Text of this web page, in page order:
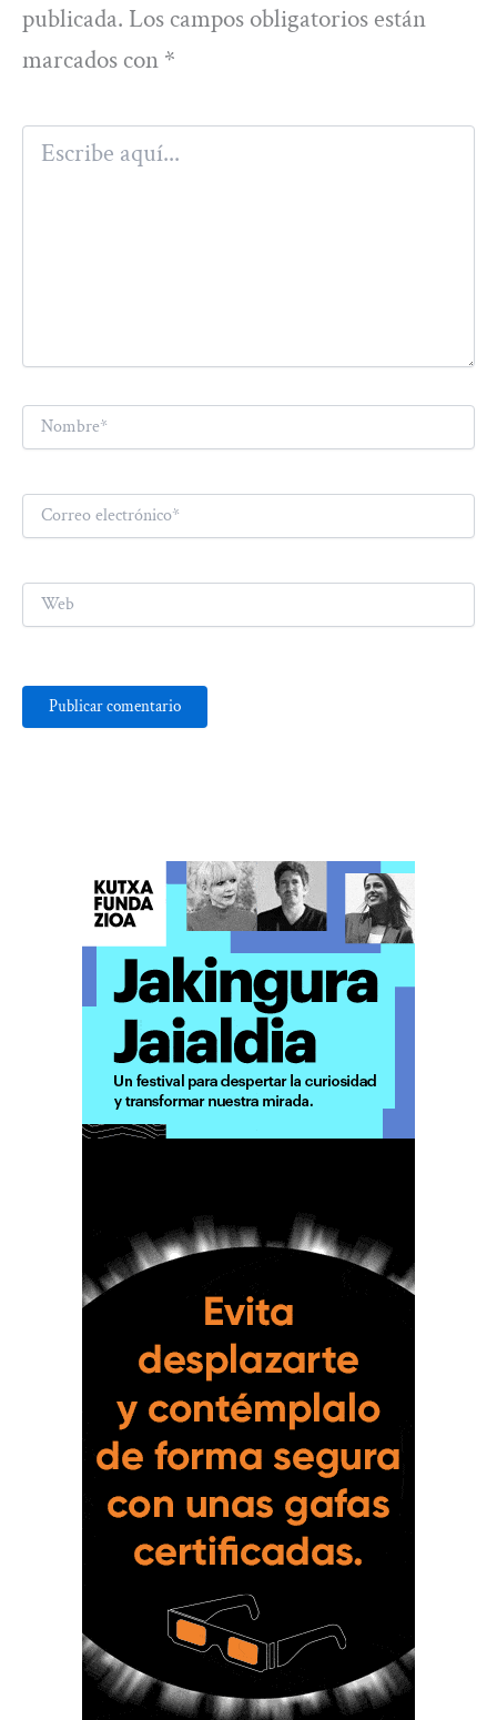
publicada. Los campos obligatorios están
marcados con *
Escribe
aquí...
Nombre*
Correo
electrónico*
Web